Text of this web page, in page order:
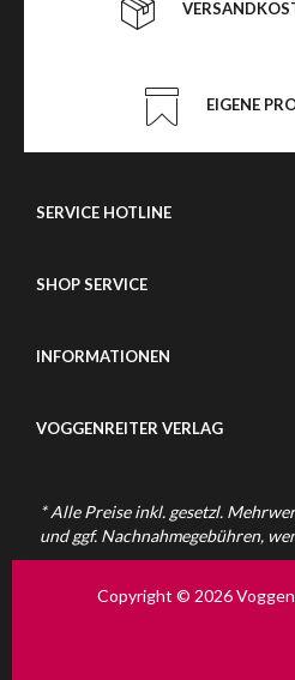
EIGENE
SERVICE HOTLINE
SHOP SERVICE
INFORMATIONEN
VOGGENREITER VERLAG
* Alle Preise inkl. gesetzl.
und ggf. Nachnahmegebühren,
Copyright © 2026